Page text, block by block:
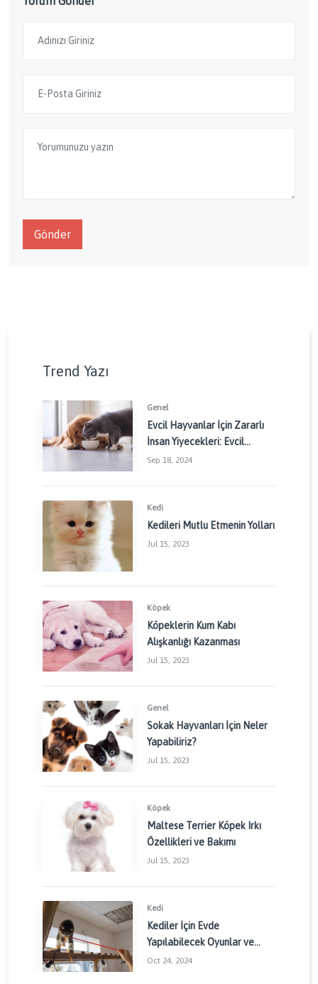
Gönder
Trend Yazı
Genel
Evcil Hayvanlar İçin Zararlı
İnsan Yiyecekleri: Evcil
Dostlarınızı Korumak İçin
Sep 18, 2024
Kedi
Kedileri Mutlu Etmenin Yolları
Jul 15, 2023
Köpek
Köpeklerin Kum Kabı
Alışkanlığı Kazanması
Jul 15, 2023
Genel
Sokak Hayvanları İçin Neler
Yapabiliriz?
Jul 15, 2023
Köpek
Maltese Terrier Köpek Irkı
Özellikleri ve Bakımı
Jul 15, 2023
Kedi
Kediler İçin Evde
Yapılabilecek Oyunlar ve
Aktiviteler: Kedinizin
Oct 24, 2024